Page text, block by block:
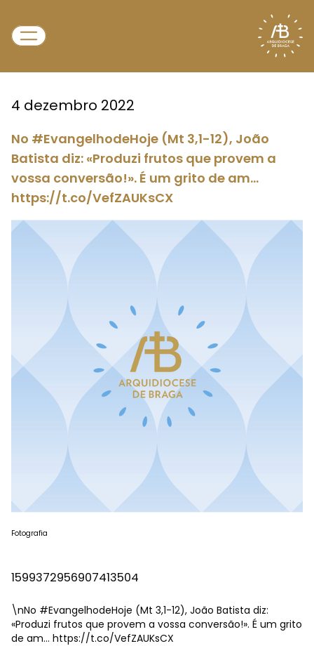
4 dezembro 2022
No #EvangelhodeHoje (Mt 3,1-12), João
Batista diz: «Produzi frutos que provem a
vossa conversão!». É um grito de am…
https://t.co/VefZAUKsCX
Fotografia
1599372956907413504
\nNo #EvangelhodeHoje (Mt 3,1-12), João Batista diz:
«Produzi frutos que provem a vossa conversão!». É um grito
de am… https://t.co/VefZAUKsCX